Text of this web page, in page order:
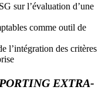
sur l’évaluation d’une
comme outil de
l’intégration des critères
EXTRA-